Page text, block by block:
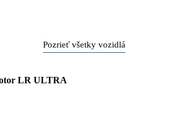
Pozrieť všetky vozidlá
LR ULTRA